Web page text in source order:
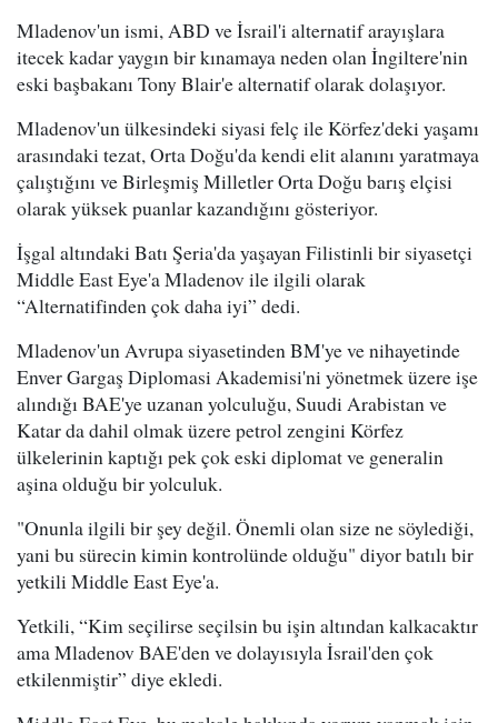
Mladenov'un ismi, ABD ve İsrail'i alternatif arayışlara
itecek kadar yaygın bir kınamaya neden olan İngiltere'nin
eski başbakanı Tony Blair'e alternatif olarak dolaşıyor.
Mladenov'un ülkesindeki siyasi felç ile Körfez'deki yaşamı
arasındaki tezat, Orta Doğu'da kendi elit alanını yaratmaya
çalıştığını ve Birleşmiş Milletler Orta Doğu barış elçisi
olarak yüksek puanlar kazandığını gösteriyor.
İşgal altındaki Batı Şeria'da yaşayan Filistinli bir siyasetçi
Middle East Eye'a Mladenov ile ilgili olarak
“Alternatifinden çok daha iyi” dedi.
Mladenov'un Avrupa siyasetinden BM'ye ve nihayetinde
Enver Gargaş Diplomasi Akademisi'ni yönetmek üzere işe
alındığı BAE'ye uzanan yolculuğu, Suudi Arabistan ve
Katar da dahil olmak üzere petrol zengini Körfez
ülkelerinin kaptığı pek çok eski diplomat ve generalin
aşina olduğu bir yolculuk.
"Onunla ilgili bir şey değil. Önemli olan size ne söylediği,
yani bu sürecin kimin kontrolünde olduğu" diyor batılı bir
yetkili Middle East Eye'a.
Yetkili, “Kim seçilirse seçilsin bu işin altından kalkacaktır
ama Mladenov BAE'den ve dolayısıyla İsrail'den çok
etkilenmiştir” diye ekledi.